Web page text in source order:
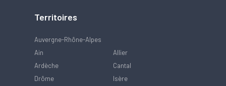
Territoires
Auvergne-Rhône-Alpes
Ain
Allier
Ardèche
Cantal
Drôme
Isère